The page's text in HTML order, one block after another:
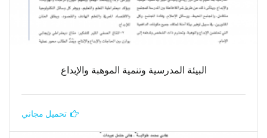
البيئة المدرسية وتنمية الموهبة والإبداع
تحميل مجاني